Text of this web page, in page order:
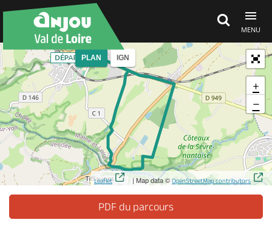
MENU
Découvrir
À voir, à faire
Agenda
Dormir, manger
PLAN IGN
+
−
Leaflet | Map data © OpenStreetMap contributors
PDF du parcours